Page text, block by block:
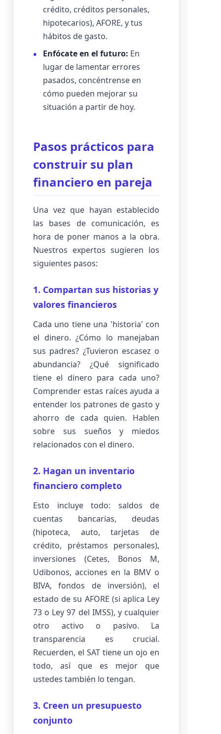
crédito, créditos personales,
hipotecarios), AFORE, y tus
hábitos de gasto.
Enfócate en el futuro: En
lugar de lamentar errores
pasados, concéntrense en
cómo pueden mejorar su
situación a partir de hoy.
Pasos prácticos para
construir su plan
financiero en pareja
Una vez que hayan establecido
las bases de comunicación, es
hora de poner manos a la obra.
Nuestros expertos sugieren los
siguientes pasos:
1. Compartan sus historias y
valores financieros
Cada uno tiene una 'historia' con
el dinero. ¿Cómo lo manejaban
sus padres? ¿Tuvieron escasez o
abundancia? ¿Qué significado
tiene el dinero para cada uno?
Comprender estas raíces ayuda a
entender los patrones de gasto y
ahorro de cada quien. Hablen
sobre sus sueños y miedos
relacionados con el dinero.
2. Hagan un inventario
financiero completo
Esto incluye todo: saldos de
cuentas bancarias, deudas
(hipoteca, auto, tarjetas de
crédito, préstamos personales),
inversiones (Cetes, Bonos M,
Udibonos, acciones en la BMV o
BIVA, fondos de inversión), el
estado de su AFORE (si aplica Ley
73 o Ley 97 del IMSS), y cualquier
otro activo o pasivo. La
transparencia es crucial.
Recuerden, el SAT tiene un ojo en
todo, así que es mejor que
ustedes también lo tengan.
3. Creen un presupuesto
conjunto